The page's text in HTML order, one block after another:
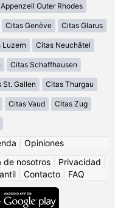
Outer Rhodes
Citas Genève Citas Glarus
Luzern Citas Neuchâtel
Citas Schaffhausen
St. Gallen Citas Thurgau
Citas Vaud Citas Zug
Opiniones
de nosotros Privacidad
Contacto FAQ